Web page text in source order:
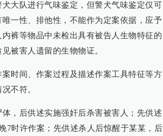
大队进行气味鉴定，但警犬气味鉴定仅可
一性、排他性，不能作为定案依据，应予
裤等物品中未检出具有被告人生物特征的
被害人遗留的生物物证。
时间、作案过程及描述作案工具特征等方
不符。
，后供述实施强奸后杀害被害人；先供述
7时许作案；先供述杀人后惊醒于某某，后